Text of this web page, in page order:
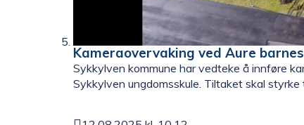
Kameraovervaking ved Aure
Sykkylven kommune har vedteke å innføre
Sykkylven ungdomsskule. Tiltaket skal styrke